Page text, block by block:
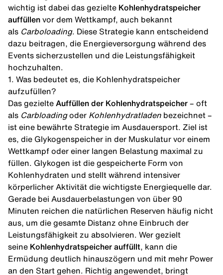
wichtig ist dabei das gezielte Kohlenhydratspeicher
auffüllen vor dem Wettkampf, auch bekannt
als Carboloading. Diese Strategie kann entscheidend
dazu beitragen, die Energieversorgung während des
Events sicherzustellen und die Leistungsfähigkeit
hochzuhalten.
1. Was bedeutet es, die Kohlenhydratspeicher
aufzufüllen?
Das gezielte Auffüllen der Kohlenhydratspeicher – oft
als Carbloadingoder Kohlenhydratladen bezeichnet –
ist eine bewährte Strategie im Ausdauersport. Ziel ist
es, die Glykogenspeicher in der Muskulatur vor einem
Wettkampf oder einer langen Belastung maximal zu
füllen. Glykogen ist die gespeicherte Form von
Kohlenhydraten und stellt während intensiver
körperlicher Aktivität die wichtigste Energiequelle dar.
Gerade bei Ausdauerbelastungen von über 90
Minuten reichen die natürlichen Reserven häufig nicht
aus, um die gesamte Distanz ohne Einbruch der
Leistungsfähigkeit zu absolvieren. Wer gezielt
seine Kohlenhydratspeicher auffüllt , kann die
Ermüdung deutlich hinauszögern und mit mehr Power
an den Start gehen. Richtig angewendet, bringt